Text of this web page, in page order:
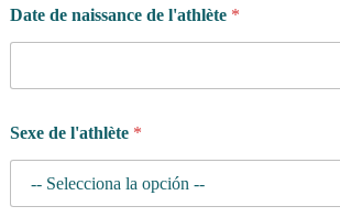
Date de naissance de l'athlète *
Sexe de l'athlète *